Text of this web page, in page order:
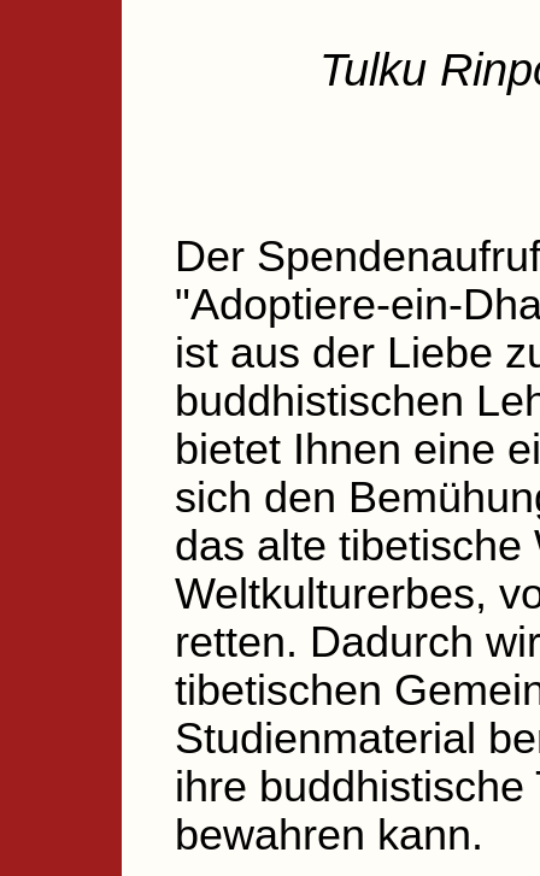
Tulku
Der Spendenaufruf
"Adoptiere-ein-
ist aus der Liebe
buddhistischen
bietet Ihnen eine
sich den
das alte tibetische
Weltkulturerbes,
retten. Dadurch
tibetischen
Studienmaterial
ihre
bewahren kann.